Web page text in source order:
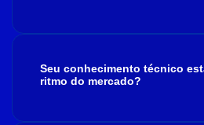
Seu conhecimento técnico
ritmo do mercado?